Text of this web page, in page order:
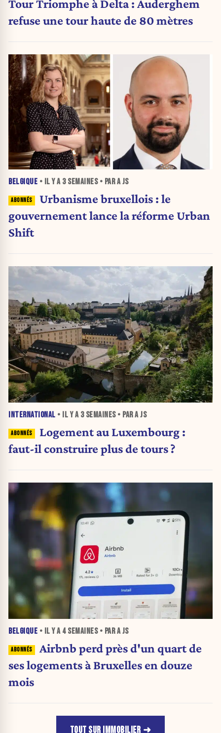
Tour Triomphe à Delta : Auderghem
refuse une tour haute de 80 mètres
BELGIQUE • IL Y A 3 SEMAINES• PAR A JS
Urbanisme bruxellois : le
gouvernement lance la réforme Urban
Shift
INTERNATIONAL • IL Y A 3 SEMAINES• PAR A JS
Logement au Luxembourg :
faut-il construire plus de tours ?
BELGIQUE • IL Y A 4 SEMAINES• PAR A JS
Airbnb perd près d'un quart de
ses logements à Bruxelles en douze
mois
TOUT SUR IMMOBILIER